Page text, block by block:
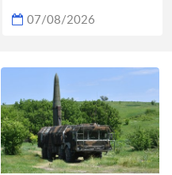
07/08/2026